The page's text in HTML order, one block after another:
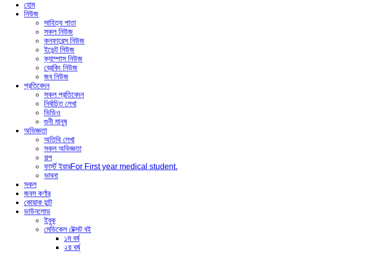
হোম
নিউজ
সাহিত্য পাতা
সকল নিউজ
কনফারেন্স নিউজ
ইভেন্ট নিউজ
ক্যাম্পাস নিউজ
ব্রেকিং নিউজ
জব নিউজ
প্রতিবেদন
সকল প্রতিবেদন
নির্বাচিত লেখা
ভিডিও
গুনী মানুষ
অভিজ্ঞতা
অতিথি লেখা
সকল অভিজ্ঞতা
গল্প
ফার্স্ট ইয়ারFor First year medical student.
ভাবনা
সকল
জবস কর্ণার
কোয়াক হান্ট
ডাউনলোড
ইবুক
মেডিকেল টেক্সট বই
১ম বর্ষ
২য় বর্ষ